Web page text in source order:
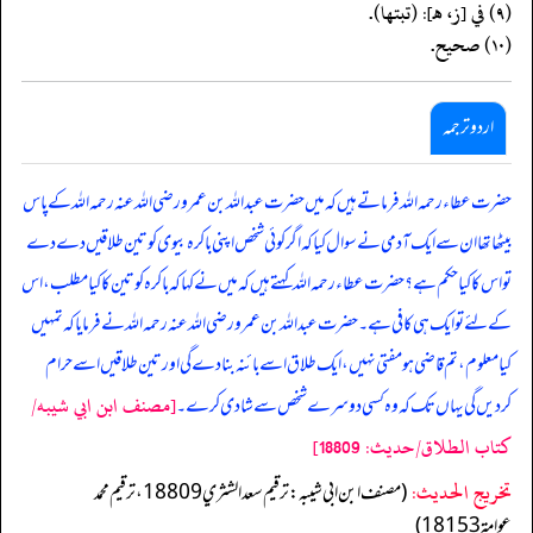
(٩) في [ز، هـ]: (تبتها).
(١٠) صحيح.
اردو ترجمہ
حضرت عطاء رحمہ اللہ فرماتے ہیں کہ میں حضرت عبد اللہ بن عمرو رضی اللہ عنہ رحمہ اللہ کے پاس
بیٹھا تھا ان سے ایک آدمی نے سوال کیا کہ اگر کوئی شخص اپنی باکرہ بیوی کو تین طلاقیں دے دے
تو اس کا کیا حکم ہے؟ حضرت عطاء رحمہ اللہ کہتے ہیں کہ میں نے کہا کہ باکرہ کو تین کا کیا مطلب، اس
کے لئے تو ایک ہی کافی ہے۔ حضرت عبد اللہ بن عمرو رضی اللہ عنہ رحمہ اللہ نے فرمایا کہ تمہیں
کیا معلوم، تم قاضی ہو مفتی نہیں، ایک طلاق اسے بائنہ بنادے گی اور تین طلاقیں اسے حرام
کردیں گی یہاں تک کہ وہ کسی دوسرے شخص سے شادی کرے۔[مصنف ابن ابي شيبه/
كتاب الطلاق/حدیث: 18809]
تخریج الحدیث:
(مصنف ابن ابي شيبه: ترقيم سعد الشثري 18809، ترقيم محمد